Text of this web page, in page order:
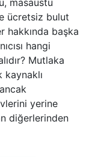
masaüstü
ücretsiz bulut
hakkında başka
hangi
Mutlaka
kaynaklı
yerine
diğerlerinden